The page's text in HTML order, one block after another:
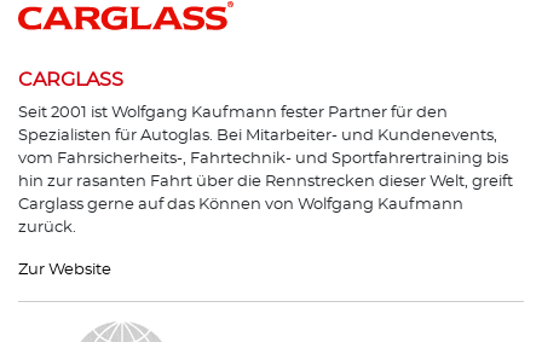
CARGLASS
Seit 2001 ist Wolfgang Kaufmann fester Partner für den
Spezialisten für Autoglas. Bei Mitarbeiter- und Kundenevents,
vom Fahrsicherheits-, Fahrtechnik- und Sportfahrertraining bis
hin zur rasanten Fahrt über die Rennstrecken dieser Welt, greift
Carglass gerne auf das Können von Wolfgang Kaufmann
zurück.
Zur Website